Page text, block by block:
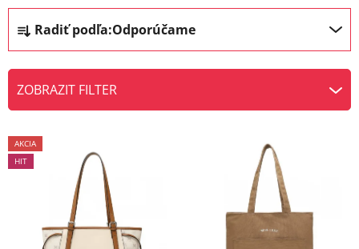
R
a
d
e
n
e
p
Radiť podľa:Odporúčame
ZOBRAZIT FILTER
V
ý
p
hodnotenie
produktu
5,0
z
AKCIA
HIT